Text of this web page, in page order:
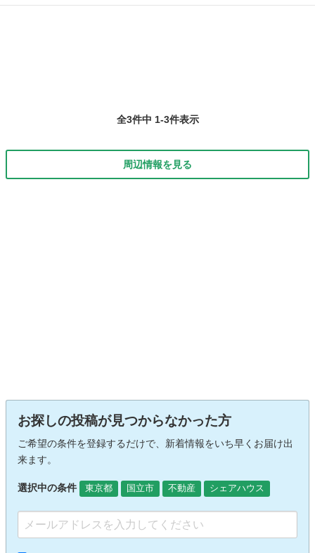
と交通の便も良い立地の犬好き・猫好きが集まる新築シェアハウスで
全3件中 1-3件表示
周辺情報を見る
お探しの投稿が見つからなかった方
ご希望の条件を登録するだけで、新着情報をいち早くお届け出
来ます。
選択中の条件 東京都 国立市 不動産 シェアハウス